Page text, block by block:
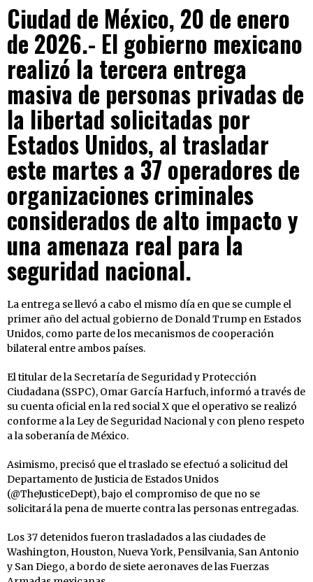
Ciudad de México, 20 de enero
de 2026.- El gobierno mexicano
realizó la tercera entrega
masiva de personas privadas de
la libertad solicitadas por
Estados Unidos, al trasladar
este martes a 37 operadores de
organizaciones criminales
considerados de alto impacto y
una amenaza real para la
seguridad nacional.
La entrega se llevó a cabo el mismo día en que se cumple el
primer año del actual gobierno de Donald Trump en Estados
Unidos, como parte de los mecanismos de cooperación
bilateral entre ambos países.
El titular de la Secretaría de Seguridad y Protección
Ciudadana (SSPC), Omar García Harfuch, informó a través de
su cuenta oficial en la red social X que el operativo se realizó
conforme a la Ley de Seguridad Nacional y con pleno respeto
a la soberanía de México.
Asimismo, precisó que el traslado se efectuó a solicitud del
Departamento de Justicia de Estados Unidos
(@TheJusticeDept), bajo el compromiso de que no se
solicitará la pena de muerte contra las personas entregadas.
Los 37 detenidos fueron trasladados a las ciudades de
Washington, Houston, Nueva York, Pensilvania, San Antonio
y San Diego, a bordo de siete aeronaves de las Fuerzas